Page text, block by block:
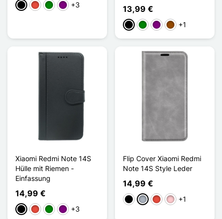
Schwarz
Rot GrünViolett
+3 13,99 €
Schwarz
GrünViolettBraun
+1
Xiaomi Redmi Note 14S
Hülle mit Riemen -
Einfassung
14,99 €
Schwarz
Rot GrünViolett
+3
Flip Cover Xiaomi Redmi
Note 14S Style Leder
14,99 €
Schwarz
GrauRot Pink+1